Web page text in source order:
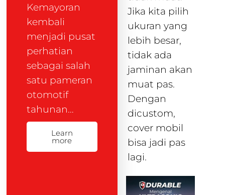
Kemayoran
kembali
menjadi pusat
perhatian
sebagai salah
satu pameran
otomotif
tahunan…
Learn
more
Jika kita pilih
ukuran yang
lebih besar,
tidak ada
jaminan akan
muat pas.
Dengan
dicustom,
cover mobil
bisa jadi pas
lagi.